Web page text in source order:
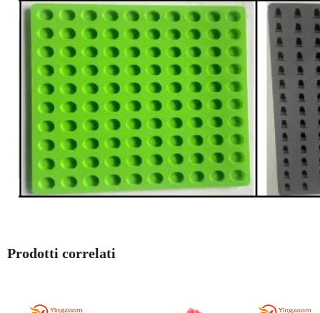
Prodotti correlati